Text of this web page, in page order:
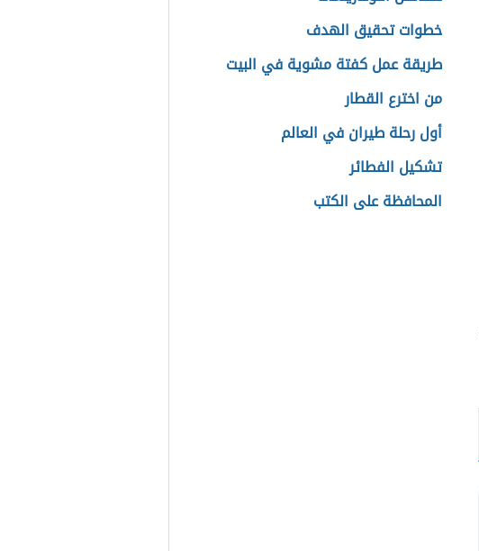
خطوات تحقيق الهدف
طريقة عمل كفتة مشوية في البيت
من اخترع القطار
أول رحلة طيران في العالم
تشكيل الفطائر
المحافظة على الكتب